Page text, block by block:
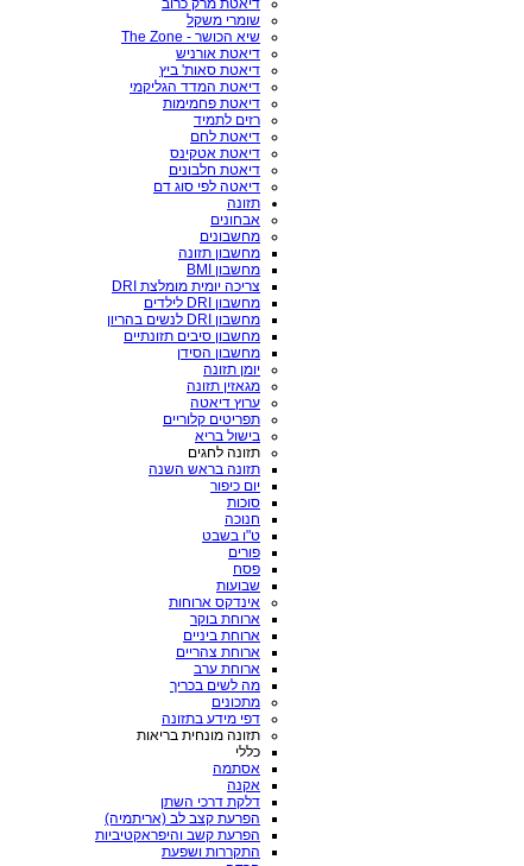
דיאטת מרק כרוב
שומרי משקל
שיא הכושר - The Zone
דיאטת אורניש
דיאטת סאות' ביץ
דיאטת המדד הגליקמי
דיאטת פחמימות
רזים לתמיד
דיאטת לחם
דיאטת אטקינס
דיאטת חלבונים
דיאטה לפי סוג דם
תזונה
אבחונים
מחשבונים
מחשבון תזונה
מחשבון BMI
צריכה יומית מומלצת DRI
מחשבון DRI לילדים
מחשבון DRI לנשים בהריון
מחשבון סיבים תזונתיים
מחשבון הסידן
יומן תזונה
מגאזין תזונה
ערוץ דיאטה
תפריטים קלוריים
בישול בריא
תזונה לחגים
תזונה בראש השנה
יום כיפור
סוכות
חנוכה
ט"ו בשבט
פורים
פסח
שבועות
אינדקס ארוחות
ארוחת בוקר
ארוחת ביניים
ארוחת צהריים
ארוחת ערב
מה לשים בכריך
מתכונים
דפי מידע בתזונה
תזונה מונחית בריאות
כללי
אסתמה
אקנה
דלקת דרכי השתן
הפרעת קצב לב (אריתמיה)
הפרעת קשב והיפראקטיביות
התקררות ושפעת